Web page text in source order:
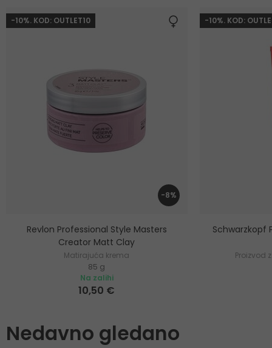
-10%. KOD: OUTLET10
-8%
Revlon Professional Style Masters
Creator Matt Clay
Matirajuća krema
85 g
Na zalihi
10,50 €
-10%. KOD:
Schwarzkopf
Proizvod
Nedavno gledano